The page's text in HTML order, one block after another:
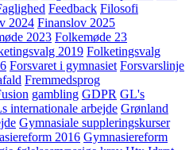
Feedback Filosofi
2024 Finanslov 2025
2023 Folkemøde 23
2019 Folketingsvalg
Forsvaret i gymnasiet Forsvarslinje
Fremmedsprog
gambling GDPR GL's
internationale arbejde Grønland
Gymnasiale suppleringskurser
2016 Gymnasiereform